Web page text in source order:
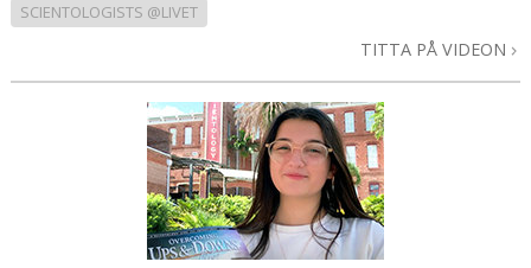
SCIENTOLOGISTS @LIVET
TITTA PÅ VIDEON